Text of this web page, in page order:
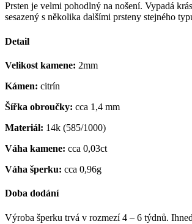
Prsten je velmi pohodlný na nošení. Vypadá
sesazený s několika dalšími prsteny stejného
Detail
Velikost kamene: 2mm
Kámen: citrín
Šířka obroučky: cca 1,4 mm
Materiál: 14k (585/1000)
Váha kamene: cca 0,03ct
Váha šperku: cca 0,96g
Doba dodání
Výroba šperku trvá v rozmezí 4 – 6 týdnů.